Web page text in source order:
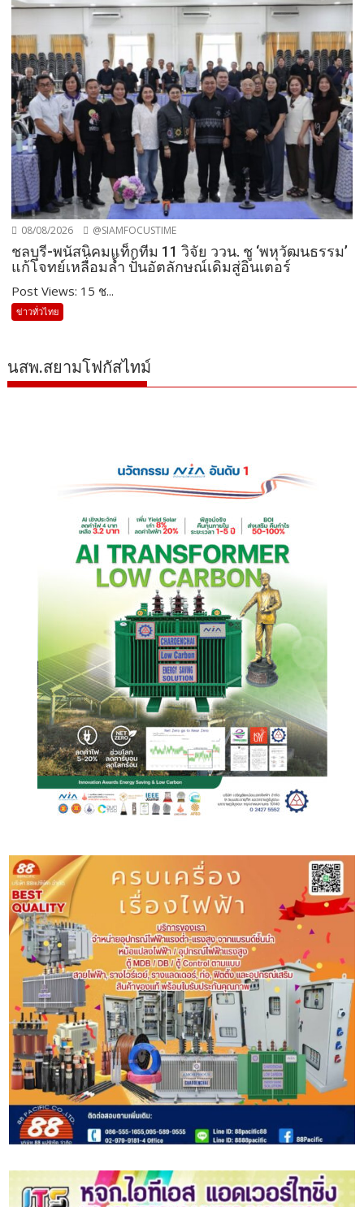
08/08/2026 @SIAMFOCUSTIME
ชลบุรี-พนัสนิคมแท็กทีม 11 วิจัย ววน. ชู ‘พหุวัฒนธรรม’
แก้โจทย์เหลื่อมล้ำ ปั้นอัตลักษณ์เดิมสู่อินเตอร์
Post Views: 15 ช...
ข่าวทั่วไทย
นสพ.สยามโฟกัสไทม์